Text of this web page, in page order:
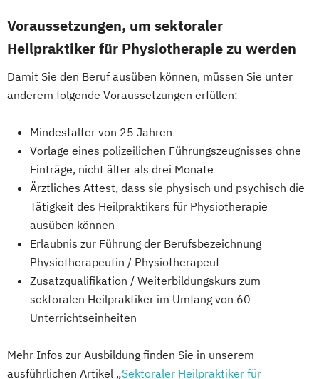
Voraussetzungen, um sektoraler
Heilpraktiker für Physiotherapie zu werden
Damit Sie den Beruf ausüben können, müssen Sie unter
anderem folgende Voraussetzungen erfüllen:
Mindestalter von 25 Jahren
Vorlage eines polizeilichen Führungszeugnisses ohne
Einträge, nicht älter als drei Monate
Ärztliches Attest, dass sie physisch und psychisch die
Tätigkeit des Heilpraktikers für Physiotherapie
ausüben können
Erlaubnis zur Führung der Berufsbezeichnung
Physiotherapeutin / Physiotherapeut
Zusatzqualifikation / Weiterbildungskurs zum
sektoralen Heilpraktiker im Umfang von 60
Unterrichtseinheiten
Mehr Infos zur Ausbildung finden Sie in unserem
ausführlichen Artikel „Sektoraler Heilpraktiker für